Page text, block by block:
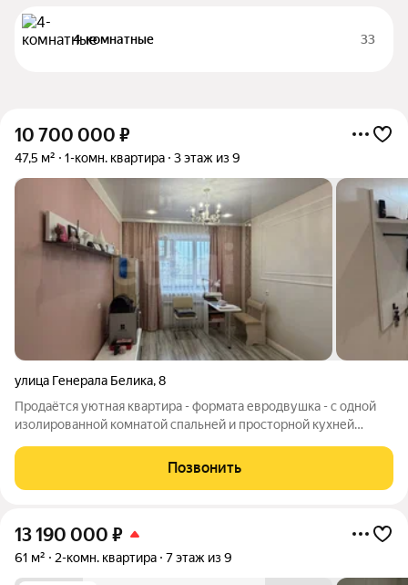
4-комнатные 33
10 700 000 ₽
47,5 м² 1-комн. квартира 3 этаж из 9
улица Генерала Белика,8
Продаётся уютная квартира - формата евродвушка - с одной
изолированной комнатой спальней и просторной кухней
кирпичного дома. В квартире выполнен современный,
дизайнерский ремонт, установлен подогрев
Позвонить
13 190 000 ₽
61 м² 2-комн. квартира 7 этаж из 9